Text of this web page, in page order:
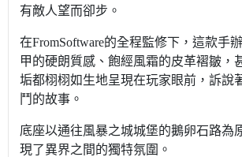
有敵人望而卻步。
在FromSoftware的全程監修下，這款手
甲的硬朗質感、飽經風霜的皮革褶皺，
垢都栩栩如生地呈現在玩家眼前，訴說
鬥的故事。
底座以通往風暴之城城堡的鵝卵石路為
現了異界之間的獨特氛圍。